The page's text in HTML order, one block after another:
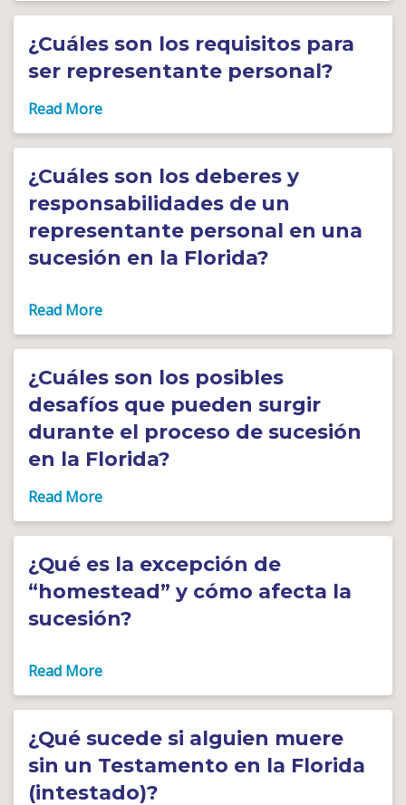
¿Cuáles son los requisitos para
ser representante personal?
¿Cuáles son los deberes y
responsabilidades de un
representante personal en una
sucesión en la Florida?
¿Cuáles son los posibles
desafíos que pueden surgir
durante el proceso de sucesión
en la Florida?
¿Qué es la excepción de
“homestead” y cómo afecta la
sucesión?
¿Qué sucede si alguien muere
sin un Testamento en la Florida
(intestado)?